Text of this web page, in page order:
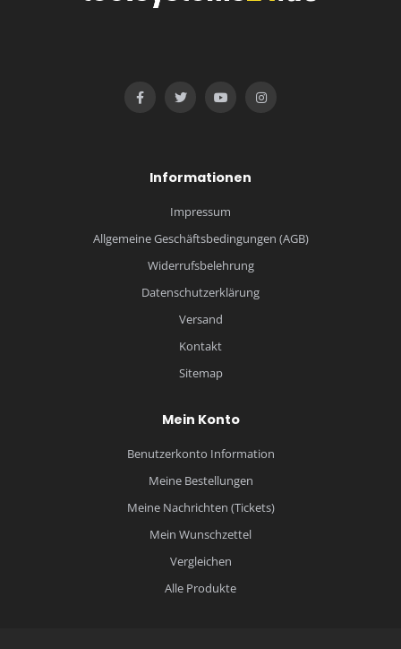
Informationen
Impressum
Allgemeine Geschäftsbedingungen (AGB)
Widerrufsbelehrung
Datenschutzerklärung
Versand
Kontakt
Sitemap
Mein Konto
Benutzerkonto Information
Meine Bestellungen
Meine Nachrichten (Tickets)
Mein Wunschzettel
Vergleichen
Alle Produkte